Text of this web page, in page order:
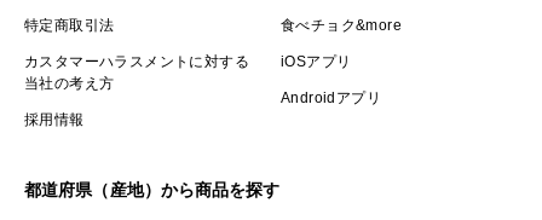
特定商取引法
カスタマーハラスメントに対する
当社の考え方
採用情報
食べチョク&more
iOSアプリ
Androidアプリ
都道府県（産地）から商品を探す